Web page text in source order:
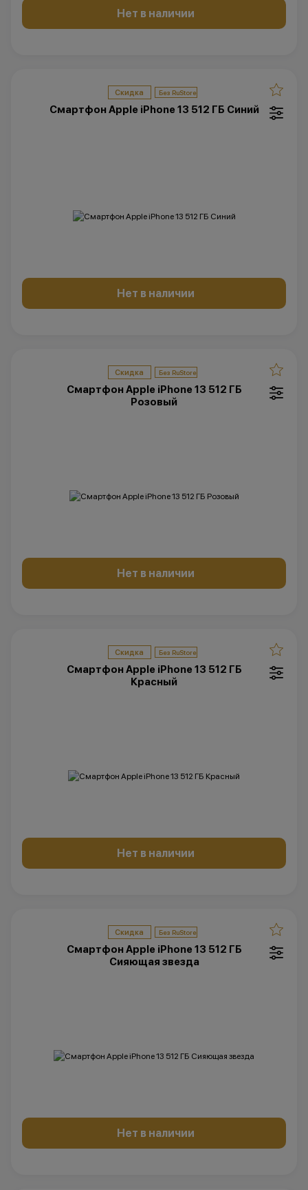
Нет в наличии
Скидка
Смартфон Apple iPhone 13 512 ГБ Синий
Нет в наличии
Скидка
Смартфон Apple iPhone 13 512 ГБ
Розовый
Нет в наличии
Скидка
Смартфон Apple iPhone 13 512 ГБ
Красный
Нет в наличии
Скидка
Смартфон Apple iPhone 13 512 ГБ
Сияющая звезда
Нет в наличии